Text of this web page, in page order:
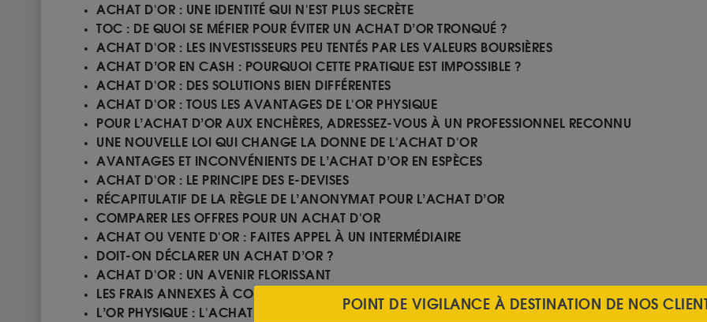
ACHAT D'OR : UNE IDENTITÉ QUI N'EST PLUS SECRÈTE
TOC : DE QUOI SE MÉFIER POUR ÉVITER UN ACHAT D’OR TRONQUÉ ?
ACHAT D'OR : LES INVESTISSEURS PEU TENTÉS PAR LES VALEURS BOURSIÈRES
ACHAT D’OR EN CASH : POURQUOI CETTE PRATIQUE EST IMPOSSIBLE ?
ACHAT D'OR : DES SOLUTIONS BIEN DIFFÉRENTES
ACHAT D'OR : TOUS LES AVANTAGES DE L'OR PHYSIQUE
POUR L’ACHAT D’OR AUX ENCHÈRES, ADRESSEZ-VOUS À UN PROFESSIONNEL RECONNU
UNE NOUVELLE LOI QUI CHANGE LA DONNE DE L'ACHAT D'OR
AVANTAGES ET INCONVÉNIENTS DE L’ACHAT D’OR EN ESPÈCES
ACHAT D'OR : LE PRINCIPE DES E-DEVISES
RÉCAPITULATIF DE LA RÈGLE DE L’ANONYMAT POUR L’ACHAT D’OR
COMPARER LES OFFRES POUR UN ACHAT D'OR
ACHAT OU VENTE D'OR : FAITES APPEL À UN INTERMÉDIAIRE
DOIT-ON DÉCLARER UN ACHAT D’OR ?
ACHAT D'OR : UN AVENIR FLORISSANT
LES FRAIS ANNEXES À CONSIDÉRER LORS D'UN ACHAT D'OR
L’OR PHYSIQUE : L'ACHAT LE PLUS COURANTPOINT DE VIGILANCE À DESTINATION DE NOS